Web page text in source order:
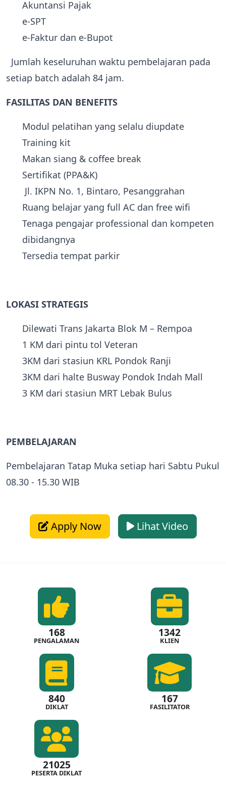
Akuntansi Pajak
e-SPT
e-Faktur dan e-Bupot
Jumlah keseluruhan waktu pembelajaran pada
setiap batch adalah 84 jam.
FASILITAS DAN BENEFITS
Modul pelatihan yang selalu diupdate
Training kit
Makan siang & coffee break
Sertifikat (PPA&K)
Jl. IKPN No. 1, Bintaro‎, ‎Pesanggrahan
Ruang belajar yang full AC dan free wifi
Tenaga pengajar professional dan kompeten
dibidangnya
Tersedia tempat parkir
LOKASI STRATEGIS
Dilewati Trans Jakarta Blok M – Rempoa
1 KM dari pintu tol Veteran
3KM dari stasiun KRL Pondok Ranji
3KM dari halte Busway Pondok Indah Mall
3 KM dari stasiun MRT Lebak Bulus
PEMBELAJARAN
Pembelajaran Tatap Muka setiap hari Sabtu Pukul
08.30 - 15.30 WIB
Apply Now Lihat Video
168
PENGALAMAN
1342
KLIEN
840
DIKLAT
167
FASILITATOR
21025
PESERTA DIKLAT